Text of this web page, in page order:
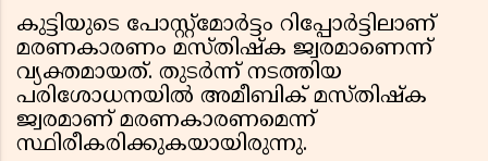
കുട്ടിയുടെ പോസ്റ്റ്മോർട്ടം റിപ്പോർട്ടിലാണ്
മരണകാരണം മസ്തിഷ്ക ജ്വരമാണെന്ന്
വ്യക്തമായത്. തുടർന്ന് നടത്തിയ
പരിശോധനയിൽ അമീബിക് മസ്തിഷ്ക
ജ്വരമാണ് മരണകാരണമെന്ന്
സ്ഥിരീകരിക്കുകയായിരുന്നു.